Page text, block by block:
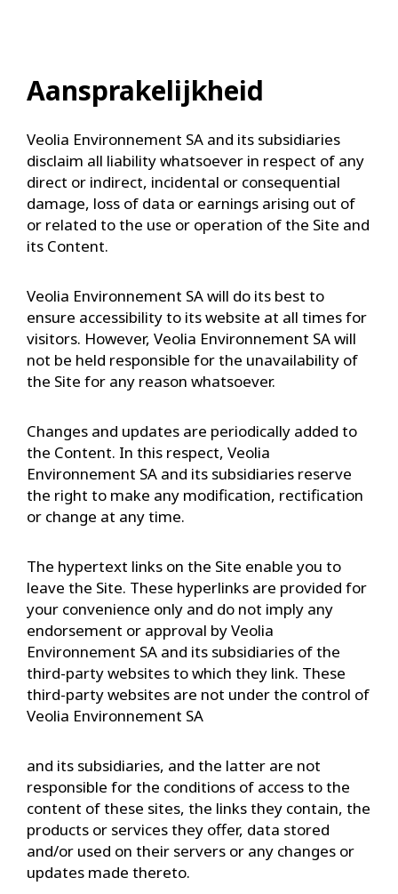
Aansprakelijkheid
Veolia Environnement SA and its subsidiaries
disclaim all liability whatsoever in respect of any
direct or indirect, incidental or consequential
damage, loss of data or earnings arising out of
or related to the use or operation of the Site and
its Content.
Veolia Environnement SA will do its best to
ensure accessibility to its website at all times for
visitors. However, Veolia Environnement SA will
not be held responsible for the unavailability of
the Site for any reason whatsoever.
Changes and updates are periodically added to
the Content. In this respect, Veolia
Environnement SA and its subsidiaries reserve
the right to make any modification, rectification
or change at any time.
The hypertext links on the Site enable you to
leave the Site. These hyperlinks are provided for
your convenience only and do not imply any
endorsement or approval by Veolia
Environnement SA and its subsidiaries of the
third-party websites to which they link. These
third-party websites are not under the control of
Veolia Environnement SA
and its subsidiaries, and the latter are not
responsible for the conditions of access to the
content of these sites, the links they contain, the
products or services they offer, data stored
and/or used on their servers or any changes or
updates made thereto.